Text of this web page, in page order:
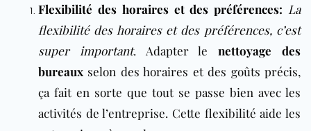
Flexibilité des horaires et des préférences: La
flexibilité des horaires et des préférences, c’est
super important. Adapter lenettoyage des
bureaux selon des horaires et des goûts précis,
ça fait en sorte que tout se passe bien avec les
activités de l’entreprise. Cette flexibilité aide les